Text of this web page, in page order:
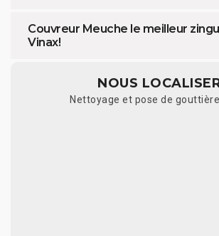
Couvreur Meuche le meilleur
Vinax!
NOUS
Nettoyage et pose de